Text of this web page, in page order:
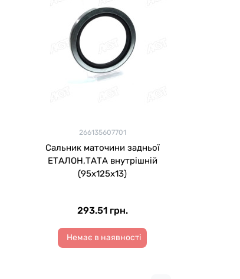
266135607701
Сальник маточини задньої
ЕТАЛОН,ТАТА внутрішній
(95х125х13)
293.51 грн.
Немає в наявності